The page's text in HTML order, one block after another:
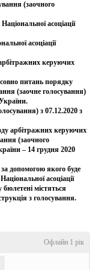
(заочного
асоціації
асоціації
керуючих
питань порядку
(заочне голосування)
з 07.12.2020 з
арбітражних керуючих
(заочного
– 14 грудня 2020
допомогою якого буде
асоціації
містяться
з голосування.
Офлайн 1 рік